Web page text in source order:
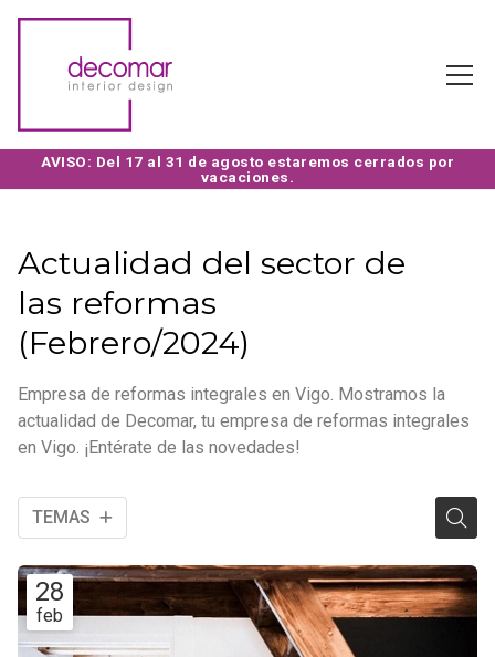
Actualidad del sector de
las reformas
(Febrero/2024)
Empresa de reformas integrales en Vigo. Mostramos la
actualidad de Decomar, tu empresa de reformas integrales
en Vigo. ¡Entérate de las novedades!
TEMAS
28
feb